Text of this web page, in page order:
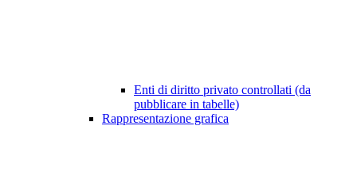
Enti di diritto privato controllati (da
pubblicare in tabelle)
Rappresentazione grafica